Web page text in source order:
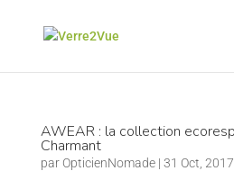
AWEAR : la collection
Charmant
par OpticienNomade| 31 Oct, 2017